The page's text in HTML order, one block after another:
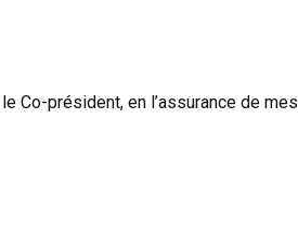
Co-président, en l’assurance de mes